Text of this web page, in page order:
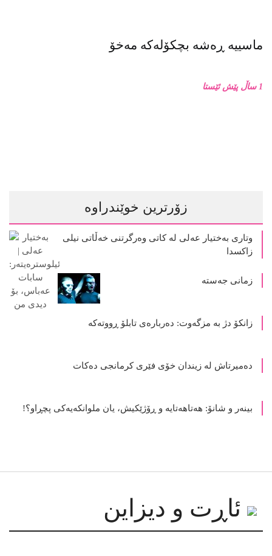
ماسییه ڕەشە بچکۆلەکە مەخۆ
1 ساڵ پێش ئێستا
زۆرترین خوێندراوە
وتاری بەختیار عەلی لە کاتی وەرگرتنی خەڵاتی نیلی
زاکسدا
زمانی جەستە
زانکۆ دژ بە مزگەوت: دەربارەى تابلۆ ڕووتەکە
ده‌میرتاش له‌ زیندان خۆی فێری كرمانجی ده‌كات
بینەر و شانۆ: هەتاھەتایە و ڕۆژێکیش، یان ملوانکەیەکی پچڕاو؟!